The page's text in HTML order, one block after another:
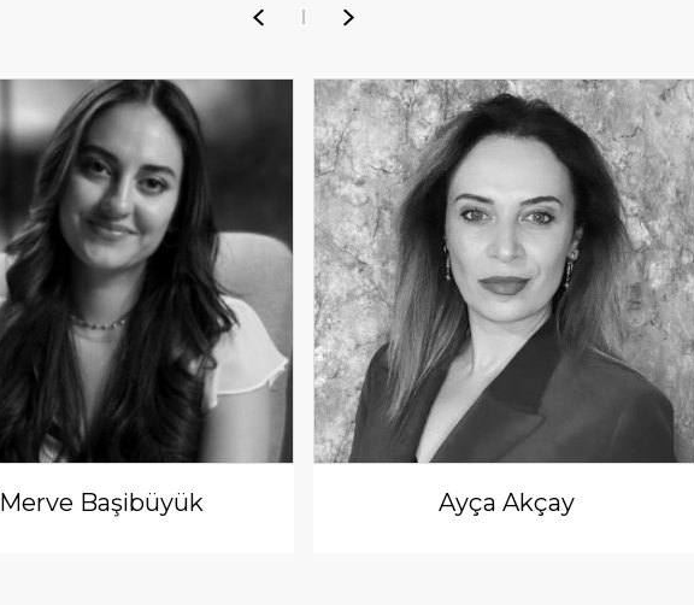
Merve Başibüyük Ayça Akçay